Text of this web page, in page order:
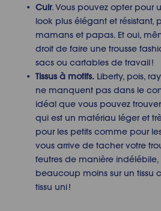
Cuir. Vous pouvez opter pour
look plus élégant et résistant,
mamans et papas. Et oui,
droit de faire une trousse
sacs ou cartables de travail !
Tissus à motifs. Liberty, pois,
ne manquent pas dans le
idéal que vous pouvez
qui est un matériau léger et
pour les petits comme pour
vous arrive de tacher votre
feutres de manière indélébile,
beaucoup moins sur un tissu
tissu uni !